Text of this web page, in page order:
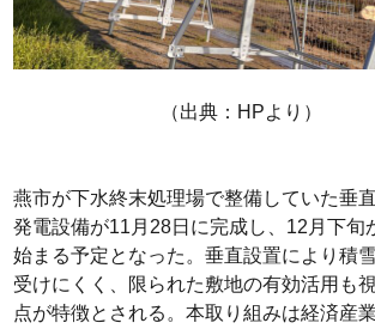
（出典：HPより）
燕市が下水終末処理場で整備していた垂
発電設備が11月28日に完成し、12月下旬
始まる予定となった。垂直設置により積
受けにくく、限られた敷地の有効活用も
点が特徴とされる。本取り組みは経済産